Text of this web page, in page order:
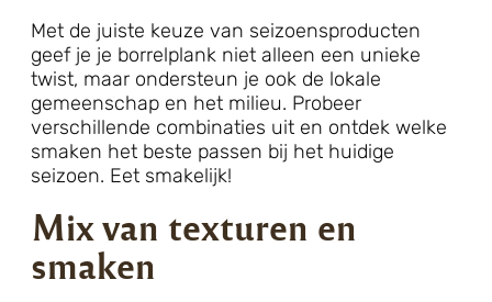
Met de juiste keuze van seizoensproducten
geef je je borrelplank niet alleen een unieke
twist, maar ondersteun je ook de lokale
gemeenschap en het milieu. Probeer
verschillende combinaties uit en ontdek welke
smaken het beste passen bij het huidige
seizoen. Eet smakelijk!
Mix van texturen en
smaken